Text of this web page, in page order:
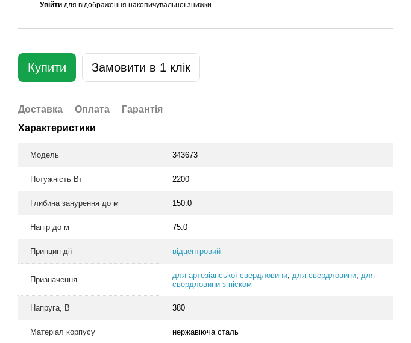
Увійти для відображення накопичувальної знижки
Купити Замовити в 1 клік
Доставка Оплата
Гарантія
Характеристики
Модель 343673
Потужність Вт 2200
Глибина занурення до м 150.0
Напір до м 75.0
Принцип дії відцентровий
Призначення для артезіанської свердловини, для свердловини, для
свердловини з піском
Напруга, В 380
Матеріал корпусу нержавіюча сталь